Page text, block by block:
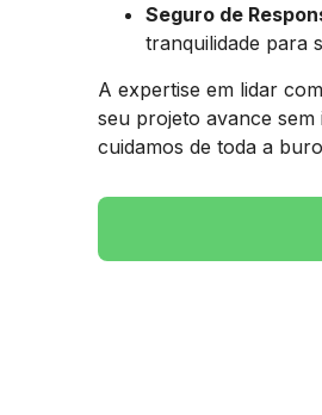
Seguro de
tranquilidade para
A expertise em lidar
seu projeto avance
cuidamos de toda a